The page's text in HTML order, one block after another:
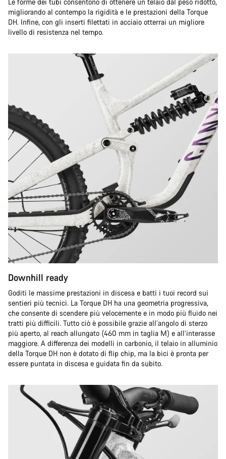
migliorando al contempo la rigidità e le prestazioni della Torque
DH. Infine, con gli inserti filettati in acciaio otterrai un migliore
livello di resistenza nel tempo.
Downhill ready
Goditi le massime prestazioni in discesa e batti i tuoi record sui
sentieri più tecnici. La Torque DH ha una geometria progressiva,
che consente di scendere più velocemente e in modo più fluido nei
tratti più difficili. Tutto ciò è possibile grazie all’angolo di sterzo
più aperto, al reach allungato (460 mm in taglia M) e all’interasse
maggiore. A differenza dei modelli in carbonio, il telaio in alluminio
della Torque DH non è dotato di flip chip, ma la bici è pronta per
essere puntata in discesa e guidata fin da subito.